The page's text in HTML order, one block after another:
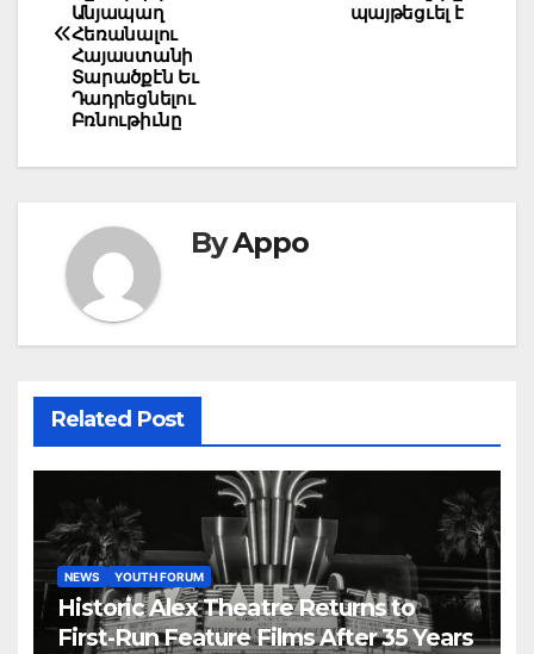
պայթեցւել է
Անյապաղ
Հեռանալու
Հայաստանի
Տարածքէն Եւ
Դադրեցնելու
Բռնութիւնը
ByAppo
Related Post
NEWS YOUTH FORUM
Historic Alex Theatre Returns to
First-Run Feature Films After 35 Years